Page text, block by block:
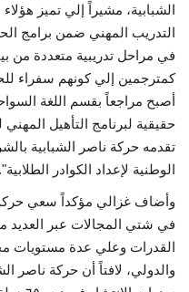
منحة ناصر للقيادة الدولية
مرجعياتنا
المواطن العالمي
الرواد
فرص
وثائق
الشبابية، مشيراً إلي تميز
التدريب المهني ضمن برامج
في مراحل تدريبية متعددة من
كمترجمين إلي كونهم سفراء
أصبح مراجعاً بقسم اللغة
حقيقية لبرنامج التأهيل
تقدمه حركة ناصر الشبابية
الوطنية لإعداد الكوادر الطلابية".
وأضاف غزالي مؤكداً سعي حركة
في شتي المجالات عبر العديد من
القدرات وعلي عدة مستويات
والدولي، لافتاً أن حركة ناصر